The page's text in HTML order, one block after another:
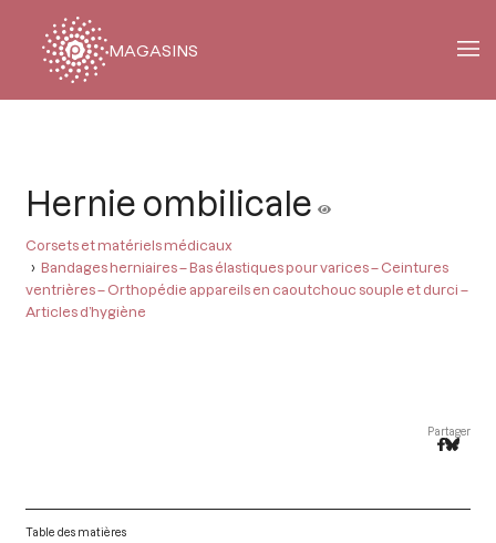
MAGASINS
Hernie ombilicale
Corsets et matériels médicaux
Bandages herniaires – Bas élastiques pour varices – Ceintures
ventrières – Orthopédie appareils en caoutchouc souple et durci –
Articles d’hygiène
Partager
Table des matières